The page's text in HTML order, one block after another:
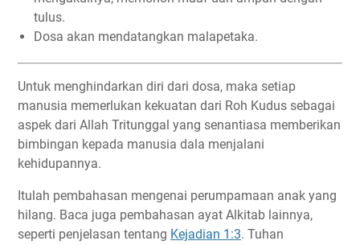
tulus.
Dosa akan mendatangkan malapetaka.
Untuk menghindarkan diri dari dosa, maka setiap
manusia memerlukan kekuatan dari Roh Kudus sebagai
aspek dari Allah Tritunggal yang senantiasa memberikan
bimbingan kepada manusia dala menjalani
kehidupannya.
Itulah pembahasan mengenai perumpamaan anak yang
hilang. Baca juga pembahasan ayat Alkitab lainnya,
seperti penjelasan tentang Kejadian 1:3. Tuhan